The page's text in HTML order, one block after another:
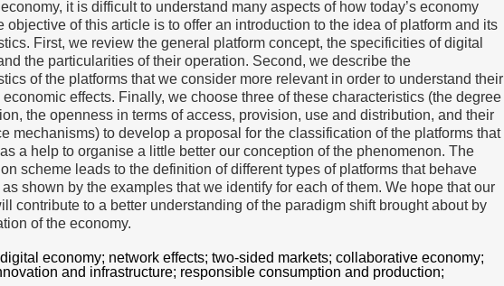
it is difficult to understand many aspects of how today’s economy
objective of this article is to offer an introduction to the idea of platform and its
First, we review the general platform concept, the specificities of digital
the particularities of their operation. Second, we describe the
of the platforms that we consider more relevant in order to understand their
effects. Finally, we choose three of these characteristics (the degree
the openness in terms of access, provision, use and distribution, and their
mechanisms) to develop a proposal for the classification of the platforms that
a help to organise a little better our conception of the phenomenon. The
scheme leads to the definition of different types of platforms that behave
as shown by the examples that we identify for each of them. We hope that our
contribute to a better understanding of the paradigm shift brought about by
of the economy.
digital economy; network effects;two-sided markets;collaborative economy;
and infrastructure; responsible consumption and production;